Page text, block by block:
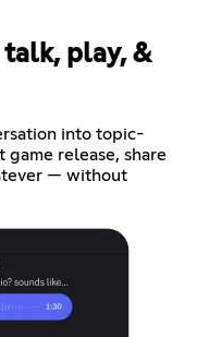
talk, play, &
into topic-
game release, share
— without